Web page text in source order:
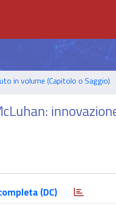
in volume (Capitolo o Saggio)
(DC)